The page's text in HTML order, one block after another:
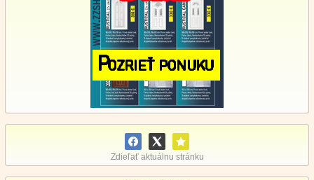
Zdieľať aktuálnu stránku